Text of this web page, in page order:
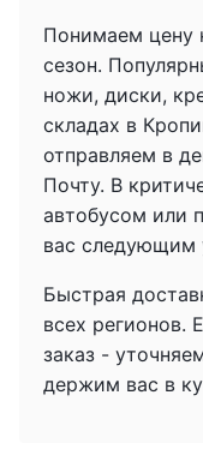
Понимаем цену
сезон.
ножи, диски,
складах в
отправляем в
Почту. В
автобусом или
вас следующим
Быстрая
всех регионов.
заказ -
держим вас в